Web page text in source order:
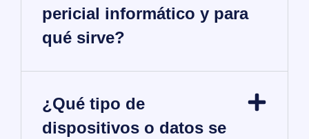
pericial informático y para
qué sirve?
¿Qué tipo de
dispositivos o datos se